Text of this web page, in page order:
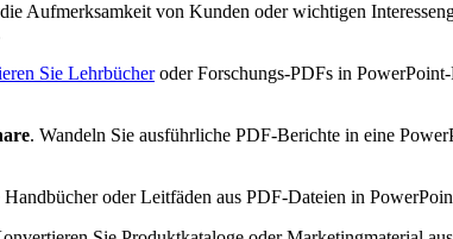
Aufmerksamkeit von Kunden oder wichtigen
Sie Lehrbücheroder Forschungs-PDFs in
. Wandeln Sie ausführliche PDF-Berichte in eine
oder Leitfäden aus PDF-Dateien in